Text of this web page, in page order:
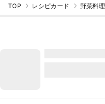
TOP レシピカード 野菜料理